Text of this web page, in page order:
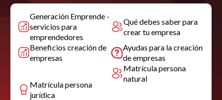
Generación Emprende -
servicios para
emprendedores
Qué debes saber para
crear tu empresa
Beneficios creación de
empresas
Ayudas para la creación
de empresas
Matrícula persona
jurídica
Matrícula persona
natural